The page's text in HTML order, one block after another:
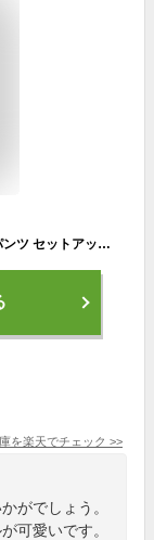
ラッシュガード レディース 長袖 体型カバー 台形パンツ セットアップ 水陸両用 水着 UVカット率 99%以上 UPF50+ おしゃれ かわいい ひんやり フードなし 肩 サイド フリル 薄手 黒 白 二の腕 ウエスト お尻 太もも カバーアップ ピクニック 紫外線対策
を楽天でチェック >>
がでしょう。
可愛いです。